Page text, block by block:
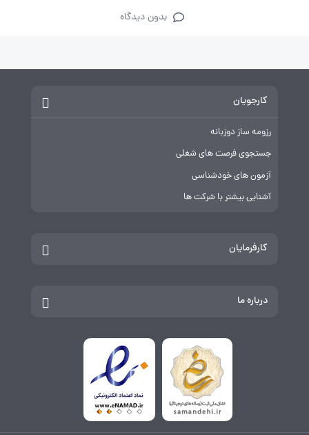
بدون دیدگاه
کارجویان
رزومه ساز دوزبانه
جستجوی فرصت های شغلی
آزمون های خودشناسی
آشنایی بیشتر با شرکت ها
کارفرمایان
درباره ما